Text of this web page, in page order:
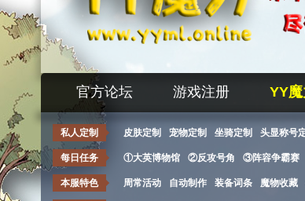
官方论坛 游戏注册 YY魔
私人定制 皮肤定制 宠物定制 坐骑定制 头显称号
每日任务 ①大英博物馆 ②反攻号角 ③阵容争霸赛
本服特色 周常活动 自动制作 装备词条 魔物收藏